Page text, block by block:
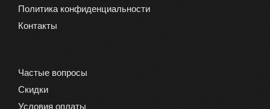
Политика конфиденциальности
Контакты
Частые вопросы
Скидки
Условия оплаты